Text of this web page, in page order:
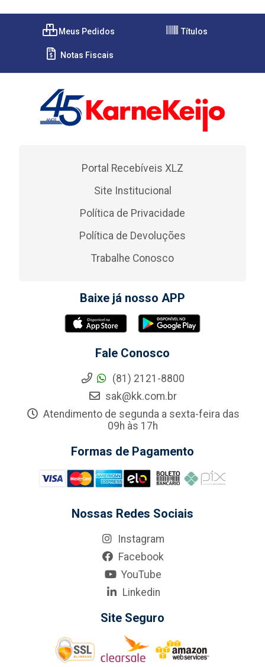
Meus Pedidos Títulos
Notas Fiscais
Portal Recebíveis XLZ
Site Institucional
Política de Privacidade
Política de Devoluções
Trabalhe Conosco
Baixe já nosso APP
Fale Conosco
(81) 2121-8800
sak@kk.com.br
Atendimento de segunda a sexta-feira das
09h às 17h
Formas de Pagamento
Nossas Redes Sociais
Instagram
Facebook
YouTube
Linkedin
Site Seguro